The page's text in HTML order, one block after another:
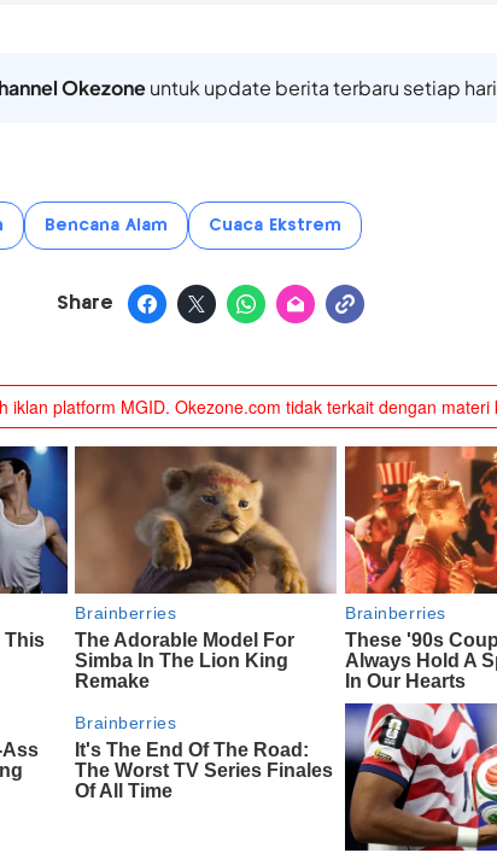
Okezoneuntuk update berita terbaru setiap hari
Bencana Alam Cuaca Ekstrem
Share